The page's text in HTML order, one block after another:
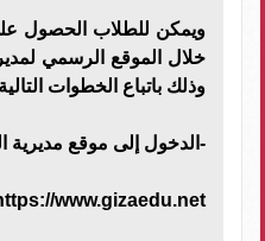
ويمكن للطلاب الحصول
خلال الموقع الرسمي
وذلك باتباع الخطوات
-الدخول إلى موقع مديرية
www.gizaedu.net/